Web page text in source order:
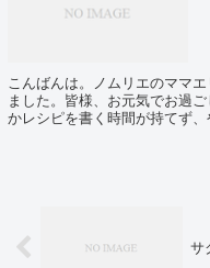
こんばんは。ノムリエのママ
ました。皆様、お元気でお過
かレシピを書く時間が持てず
サ